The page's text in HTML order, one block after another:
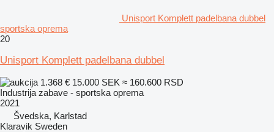
Unisport Komplett padelbana dubbel
sportska oprema
20
Unisport Komplett padelbana dubbel
1.368 € 15.000 SEK ≈ 160.600 RSD
Industrija zabave - sportska oprema
2021
Švedska, Karlstad
Klaravik Sweden